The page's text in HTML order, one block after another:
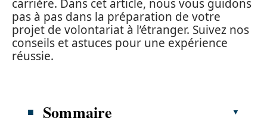
carrière. Dans cet article, nous vous guidons
pas à pas dans la préparation de votre
projet de volontariat à l’étranger. Suivez nos
conseils et astuces pour une expérience
réussie.
Sommaire